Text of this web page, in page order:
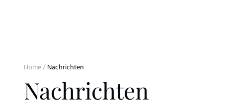
Home/Nachrichten
Nachrichten